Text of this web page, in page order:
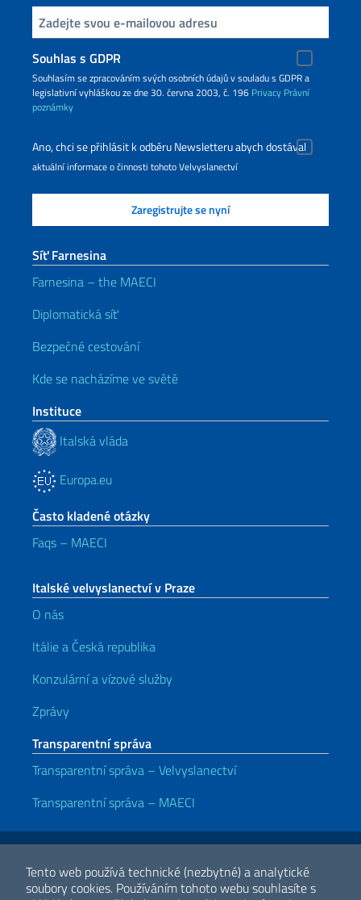
Tento web používá technické (nezbytné) a analytické
soubory cookies. Používáním tohoto webu souhlasíte s
Inserisci la tua email
Souhlas s GDPR
Souhlasím se zpracováním svých osobních údajů v souladu s GDPR a
legislativní vyhláškou ze dne 30. června 2003, č. 196 Privacy Právní
poznámky
Ano, chci se přihlásit k odběru Newsletteru abych dostával
aktuální informace o činnosti tohoto Velvyslanectví
Síť Farnesina
Farnesina – the MAECI
Diplomatická síť
Bezpečné cestování
Kde se nacházíme ve světě
Instituce
Italská vláda
Europa.eu
Často kladené otázky
Faqs – MAECI
Italské velvyslanectví v Praze
O nás
Itálie a Česká republika
Konzulární a vízové služby
Zprávy
Transparentní správa
Transparentní správa – Velvyslanectví
Transparentní správa – MAECI
Užitečné odkazy